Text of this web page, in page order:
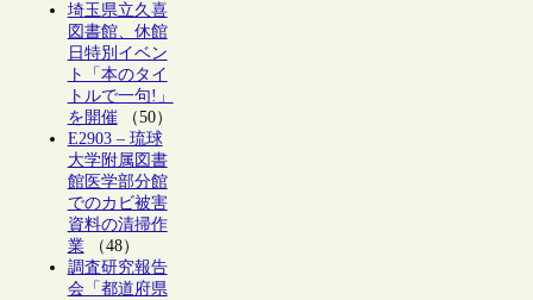
埼玉県立久喜
図書館、休館
日特別イベン
ト「本のタイ
トルで一句!」
を開催（50）
E2903 – 琉球
大学附属図書
館医学部分館
でのカビ被害
資料の清掃作
業（48）
調査研究報告
会「都道府県